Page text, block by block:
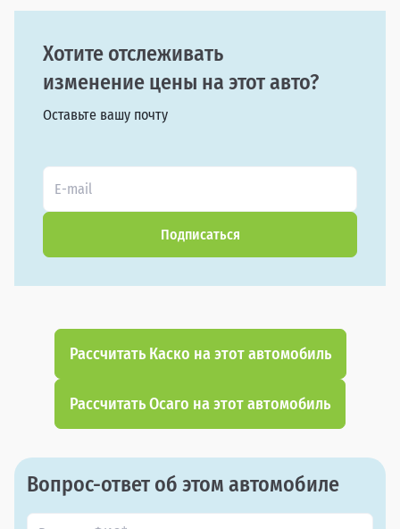
Хотите отслеживать
изменение цены на этот авто?
Оставьте вашу почту
Подписаться
Рассчитать Каско на этот автомобиль
Рассчитать Осаго на этот автомобиль
Вопрос-ответ об этом автомобиле